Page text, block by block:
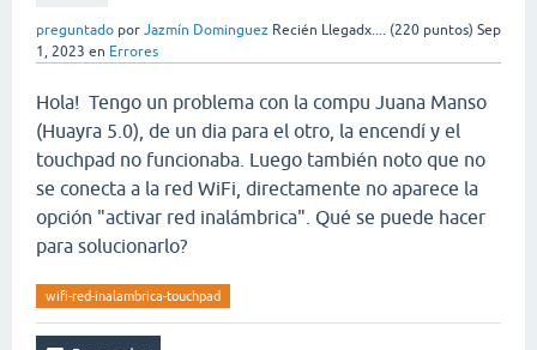
preguntado por Jazmín Dominguez Recién Llegadx.... (220 puntos) Sep
1, 2023 en Errores
Hola! Tengo un problema con la compu Juana Manso
(Huayra 5.0), de un dia para el otro, la encendí y el
touchpad no funcionaba. Luego también noto que no
se conecta a la red WiFi, directamente no aparece la
opción "activar red inalámbrica". Qué se puede hacer
para solucionarlo?
wifi-red-inalambrica-touchpad